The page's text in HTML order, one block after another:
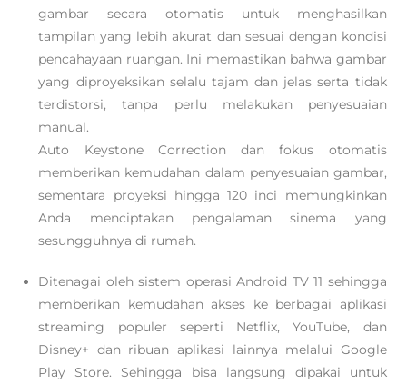
gambar secara otomatis untuk menghasilkan
tampilan yang lebih akurat dan sesuai dengan kondisi
pencahayaan ruangan. Ini memastikan bahwa gambar
yang diproyeksikan selalu tajam dan jelas serta tidak
terdistorsi, tanpa perlu melakukan penyesuaian
manual.
Auto Keystone Correction dan fokus otomatis
memberikan kemudahan dalam penyesuaian gambar,
sementara proyeksi hingga 120 inci memungkinkan
Anda menciptakan pengalaman sinema yang
sesungguhnya di rumah.
Ditenagai oleh sistem operasi Android TV 11 sehingga
memberikan kemudahan akses ke berbagai aplikasi
streaming populer seperti Netflix, YouTube, dan
Disney+ dan ribuan aplikasi lainnya melalui Google
Play Store. Sehingga bisa langsung dipakai untuk